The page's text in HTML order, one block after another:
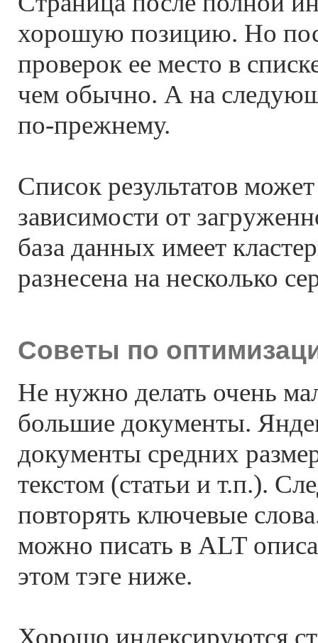
хорошую позицию. Но
проверок ее место в
чем обычно. А на
по-прежнему.
Список результатов
зависимости от
база данных имеет
разнесена на несколько
Советы по
Не нужно делать очень
большие документы.
документы средних
текстом (статьи и т.п.).
повторять ключевые
можно писать в ALT
этом тэге ниже.
Хорошо индексируются